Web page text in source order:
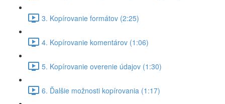
3. Kopírovanie formátov (2:25)
4. Kopírovanie komentárov (1:06)
5. Kopírovanie overenie údajov (1:30)
6. Ďalšie možnosti kopírovania (1:17)